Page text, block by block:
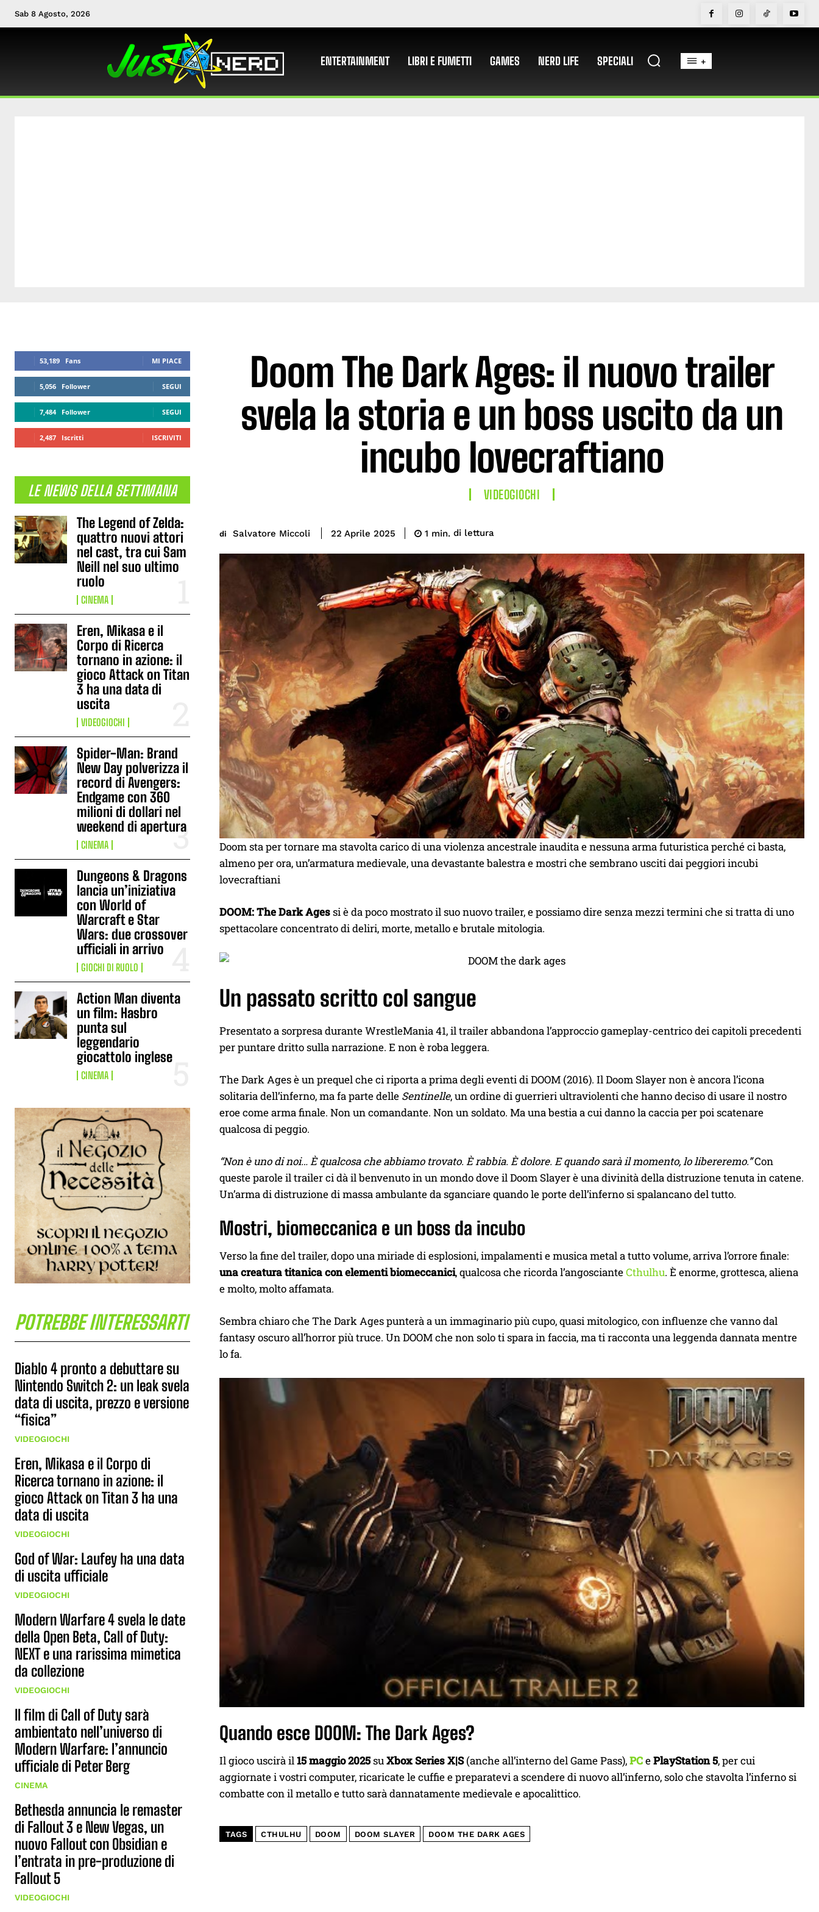
Sab 8 Agosto, 2026
ENTERTAINMENT LIBRI E FUMETTI GAMES NERD LIFE SPECIALI +
53,189 Fans MI PIACE
5,056 Follower SEGUI
7,484 Follower SEGUI
2,487 Iscritti ISCRIVITI
LE NEWS DELLA SETTIMANA
The Legend of Zelda:
quattro nuovi attori
nel cast, tra cui Sam
Neill nel suo ultimo
ruolo
CINEMA
Eren, Mikasa e il
Corpo di Ricerca
tornano in azione: il
gioco Attack on Titan
3 ha una data di
uscita
VIDEOGIOCHI
Spider-Man: Brand
New Day polverizza il
record di Avengers:
Endgame con 360
milioni di dollari nel
weekend di apertura
CINEMA
Dungeons & Dragons
lancia un’iniziativa
con World of
Warcraft e Star
Wars: due crossover
ufficiali in arrivo
GIOCHI DI RUOLO
Action Man diventa
un film: Hasbro
punta sul
leggendario
giocattolo inglese
CINEMA
POTREBBE INTERESSARTI
Diablo 4 pronto a debuttare su
Nintendo Switch 2: un leak svela
data di uscita, prezzo e versione
“fisica”
VIDEOGIOCHI
Eren, Mikasa e il Corpo di
Ricerca tornano in azione: il
gioco Attack on Titan 3 ha una
data di uscita
VIDEOGIOCHI
God of War: Laufey ha una data
di uscita ufficiale
VIDEOGIOCHI
Modern Warfare 4 svela le date
della Open Beta, Call of Duty:
NEXT e una rarissima mimetica
da collezione
VIDEOGIOCHI
Il film di Call of Duty sarà
ambientato nell’universo di
Modern Warfare: l’annuncio
ufficiale di Peter Berg
CINEMA
Bethesda annuncia le remaster
di Fallout 3 e New Vegas, un
nuovo Fallout con Obsidian e
l’entrata in pre-produzione di
Fallout 5
VIDEOGIOCHI
Doom The Dark Ages: il nuovo trailer
svela la storia e un boss uscito da un
incubo lovecraftiano
VIDEOGIOCHI
di Salvatore Miccoli 22 Aprile 2025 1 min. di lettura
Doom sta per tornare ma stavolta carico di una violenza ancestrale inaudita e nessuna arma futuristica perché ci basta,
almeno per ora, un’armatura medievale, una devastante balestra e mostri che sembrano usciti dai peggiori incubi
lovecraftiani
DOOM: The Dark Agessi è da poco mostrato il suo nuovo trailer, e possiamo dire senza mezzi termini che si tratta di uno
spettacolare concentrato di deliri, morte, metallo e brutale mitologia.
Un passato scritto col sangue
Presentato a sorpresa durante WrestleMania 41, il trailer abbandona l’approccio gameplay-centrico dei capitoli precedenti
per puntare dritto sulla narrazione. E non è roba leggera.
The Dark Ages è un prequel che ci riporta a prima degli eventi di DOOM (2016). Il Doom Slayer non è ancora l’icona
solitaria dell’inferno, ma fa parte delle Sentinelle, un ordine di guerrieri ultraviolenti che hanno deciso di usare il nostro
eroe come arma finale. Non un comandante. Non un soldato. Ma una bestia a cui danno la caccia per poi scatenare
qualcosa di peggio.
“Non è uno di noi… È qualcosa che abbiamo trovato. È rabbia. È dolore. E quando sarà il momento, lo libereremo.”Con
queste parole il trailer ci dà il benvenuto in un mondo dove il Doom Slayer è una divinità della distruzione tenuta in catene.
Un’arma di distruzione di massa ambulante da sganciare quando le porte dell’inferno si spalancano del tutto.
Mostri, biomeccanica e un boss da incubo
Verso la fine del trailer, dopo una miriade di esplosioni, impalamenti e musica metal a tutto volume, arriva l’orrore finale:
una creatura titanica con elementi biomeccanici, qualcosa che ricorda l’angoscianteCthulhu. È enorme, grottesca, aliena
e molto, molto affamata.
Sembra chiaro che The Dark Ages punterà a un immaginario più cupo, quasi mitologico, con influenze che vanno dal
fantasy oscuro all’horror più truce. Un DOOM che non solo ti spara in faccia, ma ti racconta una leggenda dannata mentre
lo fa.
Quando esce DOOM: The Dark Ages?
Il gioco uscirà il15 maggio 2025suXbox Series X|S(anche all’interno del Game Pass),PCePlayStation 5, per cui
aggiornate i vostri computer, ricaricate le cuffie e preparatevi a scendere di nuovo all’inferno, solo che stavolta l’inferno si
combatte con il metallo e tutto sarà dannatamente medievale e apocalittico.
TAGS CTHULHU DOOM DOOM SLAYER DOOM THE DARK AGES